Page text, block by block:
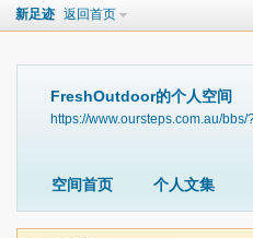
新足迹 返回首页
FreshOutdoor的个人空间
https://www.oursteps.com.au/bbs/
空间首页 个人文集